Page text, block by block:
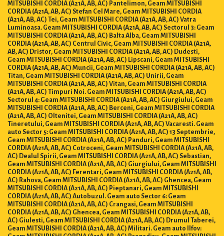
MITSUBISHI CORDIA (A21A, AB, AC) Pantelimon, Geam MITSUBISHI
CORDIA (A21A, AB, AC) Stefan Cel Mare, Geam MITSUBISHI CORDIA
(A21A, AB, AC) Tei, Geam MITSUBISHI CORDIA (A21A, AB, AC) Vatra
Luminoasa. Geam MITSUBISHI CORDIA (A21A, AB, AC) Sectorul 3: Geam
MITSUBISHI CORDIA (A21A, AB, AC) Balta Alba, Geam MITSUBISHI
CORDIA (A21A, AB, AC) Centrul Civic, Geam MITSUBISHI CORDIA (A21A,
AB, AC) Dristor, Geam MITSUBISHI CORDIA (A21A, AB, AC) Dudesti,
Geam MITSUBISHI CORDIA (A21A, AB, AC) Lipscani, Geam MITSUBISHI
CORDIA (A21A, AB, AC) Muncii, Geam MITSUBISHI CORDIA (A21A, AB, AC)
Titan, Geam MITSUBISHI CORDIA (A21A, AB, AC) Unirii, Geam
MITSUBISHI CORDIA (A21A, AB, AC) Vitan, Geam MITSUBISHI CORDIA
(A21A, AB, AC) Timpuri Noi. Geam MITSUBISHI CORDIA (A21A, AB, AC)
Sectorul 4: Geam MITSUBISHI CORDIA (A21A, AB, AC) Giurgiului, Geam
MITSUBISHI CORDIA (A21A, AB, AC) Berceni, Geam MITSUBISHI CORDIA
(A21A, AB, AC) Oltenitei, Geam MITSUBISHI CORDIA (A21A, AB, AC)
Tineretului, Geam MITSUBISHI CORDIA (A21A, AB, AC) Vacaresti. Geam
auto Sector 5: Geam MITSUBISHI CORDIA (A21A, AB, AC) 13 Septembrie,
Geam MITSUBISHI CORDIA (A21A, AB, AC) Panduri, Geam MITSUBISHI
CORDIA (A21A, AB, AC) Cotroceni, Geam MITSUBISHI CORDIA (A21A, AB,
AC) Dealul Spirii, Geam MITSUBISHI CORDIA (A21A, AB, AC) Sebastian,
Geam MITSUBISHI CORDIA (A21A, AB, AC) Giurgiului, Geam MITSUBISHI
CORDIA (A21A, AB, AC) Ferentari, Geam MITSUBISHI CORDIA (A21A, AB,
AC) Rahova, Geam MITSUBISHI CORDIA (A21A, AB, AC) Ghencea, Geam
MITSUBISHI CORDIA (A21A, AB, AC) Pieptanari, Geam MITSUBISHI
CORDIA (A21A, AB, AC) Autobuzul. Geam auto Sector 6: Geam
MITSUBISHI CORDIA (A21A, AB, AC) Crangasi, Geam MITSUBISHI
CORDIA (A21A, AB, AC) Ghencea, Geam MITSUBISHI CORDIA (A21A, AB,
AC) Giulesti, Geam MITSUBISHI CORDIA (A21A, AB, AC) Drumul Taberei,
Geam MITSUBISHI CORDIA (A21A, AB, AC) Militari. Geam auto Ilfov:
Geam MITSUBISHI CORDIA (A21A, AB, AC) Bragadiru, Geam MITSUBISHI